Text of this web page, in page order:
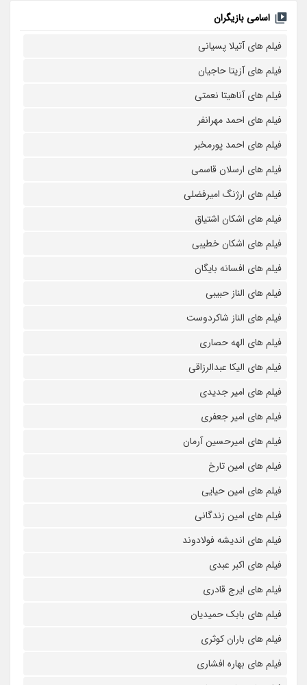
اسامی بازیگران
فیلم های آتیلا پسیانی
فیلم های آزیتا حاجیان
فیلم های آناهیتا نعمتی
فیلم های احمد مهرانفر
فیلم های احمد پورمخبر
فیلم های ارسلان قاسمی
فیلم های ارژنگ امیرفضلی
فیلم های اشکان اشتیاق
فیلم های اشکان خطیبی
فیلم های افسانه بایگان
فیلم های الناز حبیبی
فیلم های الناز شاکردوست
فیلم های الهه حصاری
فیلم های الیکا عبدالرزاقی
فیلم های امیر جدیدی
فیلم های امیر جعفری
فیلم های امیرحسین آرمان
فیلم های امین تارخ
فیلم های امین حیایی
فیلم های امین زندگانی
فیلم های اندیشه فولادوند
فیلم های اکبر عبدی
فیلم های ایرج قادری
فیلم های بابک حمیدیان
فیلم های باران کوثری
فیلم های بهاره افشاری